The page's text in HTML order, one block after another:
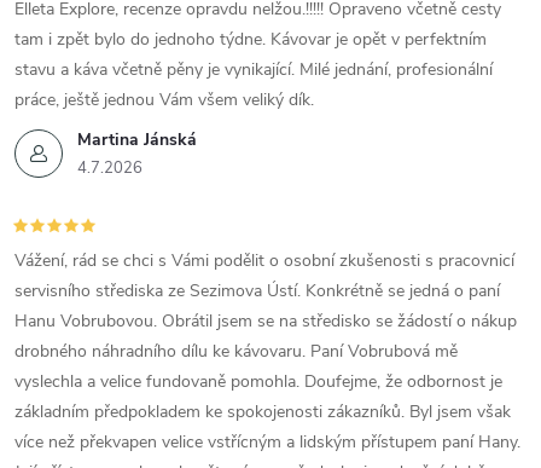
Martina Jánská
4.7.2026
Elleta Explore, recenze opravdu nelžou.!!!!! Opraveno včetně cesty
tam i zpět bylo do jednoho týdne. Kávovar je opět v perfektním
stavu a káva včetně pěny je vynikající. Milé jednání, profesionální
práce, ještě jednou Vám všem veliký dík.
Vážení, rád se chci s Vámi podělit o osobní zkušenosti s pracovnicí
servisního střediska ze Sezimova Ústí. Konkrétně se jedná o paní
Hanu Vobrubovou. Obrátil jsem se na středisko se žádostí o nákup
drobného náhradního dílu ke kávovaru. Paní Vobrubová mě
vyslechla a velice fundovaně pomohla. Doufejme, že odbornost je
základním předpokladem ke spokojenosti zákazníků. Byl jsem však
více než překvapen velice vstřícným a lidským přístupem paní Hany.